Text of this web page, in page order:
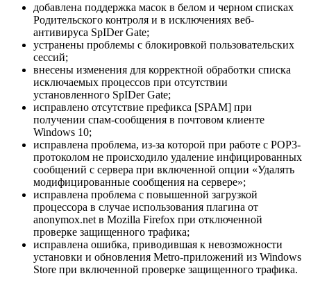
добавлена поддержка масок в белом и черном списках
Родительского контроля и в исключениях веб-
антивируса SpIDer Gate;
устранены проблемы с блокировкой пользовательских
сессий;
внесены изменения для корректной обработки списка
исключаемых процессов при отсутствии
установленного SpIDer Gate;
исправлено отсутствие префикса [SPAM] при
получении спам-сообщения в почтовом клиенте
Windows 10;
исправлена проблема, из-за которой при работе с POP3-
протоколом не происходило удаление инфицированных
сообщений с сервера при включенной опции «Удалять
модифицированные сообщения на сервере»;
исправлена проблема с повышенной загрузкой
процессора в случае использования плагина от
anonymox.net в Mozilla Firefox при отключенной
проверке защищенного трафика;
исправлена ошибка, приводившая к невозможности
установки и обновления Metro-приложений из Windows
Store при включенной проверке защищенного трафика.